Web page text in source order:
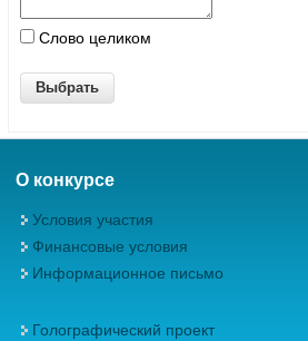
Слово целиком
О конкурсе
Условия участия
Финансовые условия
Информационное письмо
Голографический проект